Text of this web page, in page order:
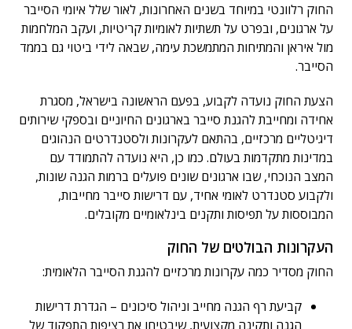
החוק רלוונטי במיוחד בשנים האחרונות, לאור שלל איומי הסייבר
על ארגונים, ובפרט על תשתיות לאומיות קריטיות, ועקב המלחמות
מול איראן והמתיחות המתמשכת עימה, שבאה לידי ביטוי גם בממד
הסייבר.
הצעת החוק נועדה לקבוע, בפעם הראשונה בישראל, מסגרת
אחידה ומחייבת להגנת סייבר בארגונים החיוניים ובספקי שירותים
דיגיטליים מרכזיים, בהתאם לעקרונות ולסטנדרטים הנהוגים
במדינות מתקדמות בעולם. כמו כן, היא נועדה להתמודד עם
המצב הנוכחי, שבו ארגונים שונים פועלים ברמות הגנה שונות,
ולקבוע סטנדרט לאומי אחיד, עם דרישות סייבר מחייבות,
המבוססות על תפיסות ותקנים בינלאומיים מקובלים.
העקרונות הבולטים של החוק
החוק מסדיר כמה עקרונות מרכזיים להגנת הסייבר הלאומית:
קביעת רף הגנה מחייב וניהול סיכונים – הגדרת דרישות
הגנה ותקינה מקצועית, שיבטיחו את רציפות התפקוד של